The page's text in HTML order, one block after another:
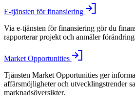
E-tjänsten för finansiering
Via e-tjänsten för finansiering gör du
rapporterar projekt och anmäler
Market Opportunities
Tjänsten Market Opportunities ger
affärsmöjligheter och utvecklingstrender
marknadsöversikter.